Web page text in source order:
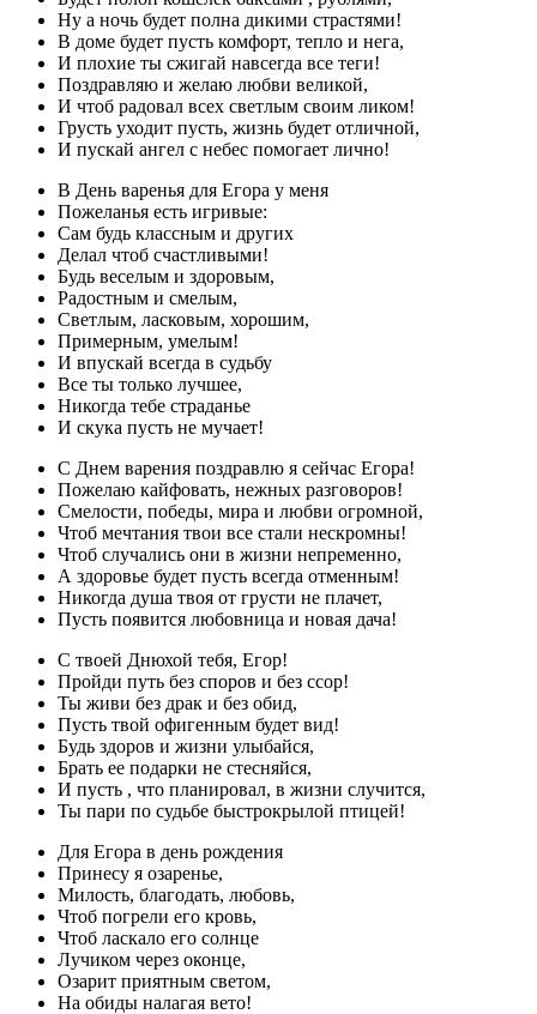
Ну а ночь будет полна дикими страстями!
В доме будет пусть комфорт, тепло и нега,
И плохие ты сжигай навсегда все теги!
Поздравляю и желаю любви великой,
И чтоб радовал всех светлым своим ликом!
Грусть уходит пусть, жизнь будет отличной,
И пускай ангел с небес помогает лично!
В День варенья для Егора у меня
Пожеланья есть игривые:
Сам будь классным и других
Делал чтоб счастливыми!
Будь веселым и здоровым,
Радостным и смелым,
Светлым, ласковым, хорошим,
Примерным, умелым!
И впускай всегда в судьбу
Все ты только лучшее,
Никогда тебе страданье
И скука пусть не мучает!
С Днем варения поздравлю я сейчас Егора!
Пожелаю кайфовать, нежных разговоров!
Смелости, победы, мира и любви огромной,
Чтоб мечтания твои все стали нескромны!
Чтоб случались они в жизни непременно,
А здоровье будет пусть всегда отменным!
Никогда душа твоя от грусти не плачет,
Пусть появится любовница и новая дача!
С твоей Днюхой тебя, Егор!
Пройди путь без споров и без ссор!
Ты живи без драк и без обид,
Пусть твой офигенным будет вид!
Будь здоров и жизни улыбайся,
Брать ее подарки не стесняйся,
И пусть , что планировал, в жизни случится,
Ты пари по судьбе быстрокрылой птицей!
Для Егора в день рождения
Принесу я озаренье,
Милость, благодать, любовь,
Чтоб погрели его кровь,
Чтоб ласкало его солнце
Лучиком через оконце,
Озарит приятным светом,
На обиды налагая вето!